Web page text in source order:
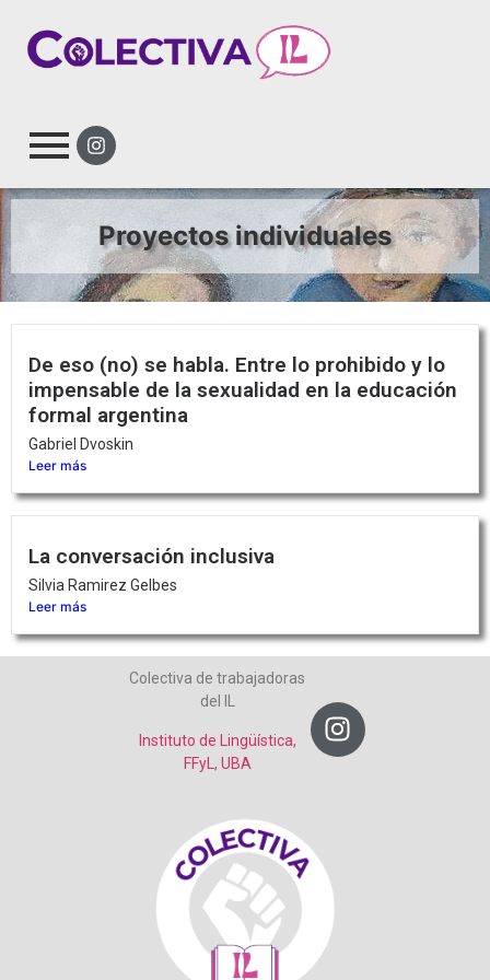
Proyectos individuales
De eso (no) se habla. Entre lo prohibido y lo
impensable de la sexualidad en la educación
formal argentina
Gabriel Dvoskin
Leer más
La conversación inclusiva
Silvia Ramirez Gelbes
Leer más
Colectiva de trabajadoras
del IL
Instituto de Lingüística,
FFyL, UBA